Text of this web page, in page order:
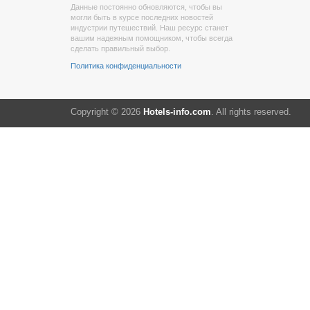
Данные постоянно обновляются, чтобы вы
могли быть в курсе последних новостей
индустрии путешествий. Наш ресурс станет
вашим надежным помощником, чтобы всегда
сделать правильный выбор.
Политика конфиденциальности
Copyright © 2026 Hotels-info.com. All rights reserved.